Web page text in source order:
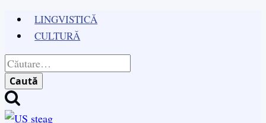
Skip
content
LINGVISTICĂ
CULTURĂ
Caută
după: